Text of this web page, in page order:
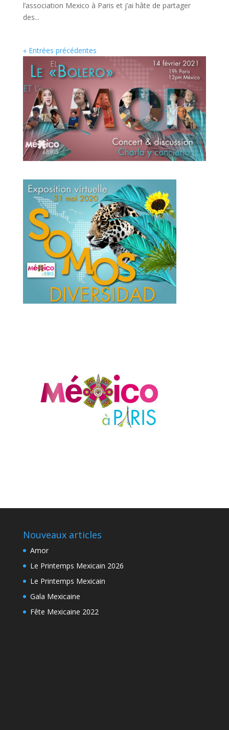
l’association Mexico à Paris et j’ai hâte de partager
des...
« Entrées précédentes
Nouveaux articles
Amor
Le Printemps Mexicain 2026
Le Printemps Mexicain
Gala Mexicaine
Fête Mexicaine 2022